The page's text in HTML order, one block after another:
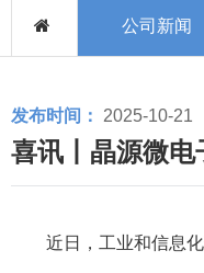
公司新闻
发布时间： 2025-10-21
喜讯丨晶源微电
近 日，工业和信息